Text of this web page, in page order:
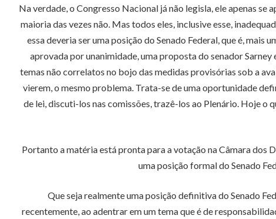
Na verdade, o Congresso Nacional já não legisla, ele apenas
maioria das vezes não. Mas todos eles, inclusive esse,
essa deveria ser uma posição do Senado Federal, que é,
aprovada por unanimidade, uma proposta do senador
temas não correlatos no bojo das medidas provisórias sob a
vierem, o mesmo problema. Trata-se de uma oportunidade
de lei, discuti-los nas comissões, trazê-los ao Plenário. Hoje o
Portanto a matéria está pronta para a votação na Câmara dos
uma posição formal do Senado
Que seja realmente uma posição definitiva do Senado
recentemente, ao adentrar em um tema que é de